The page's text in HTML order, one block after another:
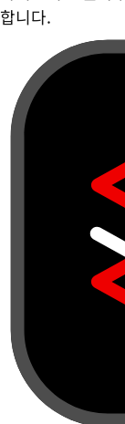
합니다.